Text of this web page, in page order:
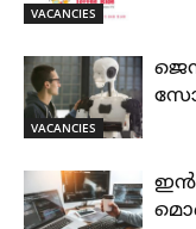
VACANCIES
VACANCIES